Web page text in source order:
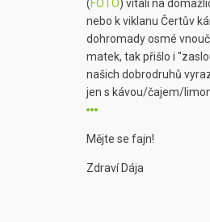
(FOTO) vítali na
nebo k viklanu Čertův
dohromady osmé
matek, tak přišlo i
našich dobrodruhů
jen s kávou/čajem/
Mějte se fajn!
Zdraví Dája